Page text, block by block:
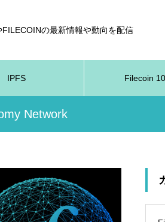
の最新情報や動向を配信
IPFS Filecoin
Network